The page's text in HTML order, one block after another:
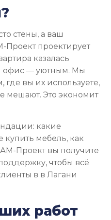
стены, а ваш
Проект проектирует
казалась
офис — уютным. Мы
где вы их используете,
мешают. Это экономит
какие
купить мебель, как
Проект вы получите
чтобы всё
в в Лагани
работ